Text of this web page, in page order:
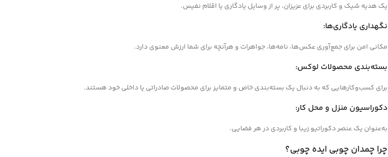
یک هدیه شیک و کاربردی برای عزیزان، پر از وسایل یادگاری یا اقلام نفیس.
نگهداری یادگاری‌ها:
مکانی امن برای جمع‌آوری عکس‌ها، نامه‌ها، جواهرات و هرآنچه برای شما ارزش معنوی دارد.
بسته‌بندی محصولات لوکس:
برای کسب‌وکارهایی که به دنبال یک بسته‌بندی خاص و متمایز برای محصولات صادراتی یا داخلی خود هستند.
دکوراسیون منزل و محل کار:
به‌عنوان یک عنصر دکوراتیو زیبا و کاربردی در هر فضایی.
چرا چمدان چوبی ایده چوبی؟